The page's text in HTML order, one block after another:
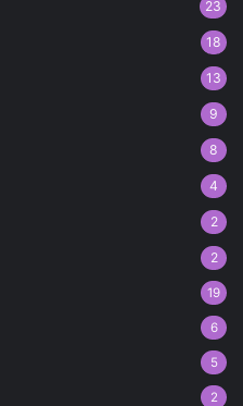
23
18
13
9
8
4
2
2
19
6
5
2